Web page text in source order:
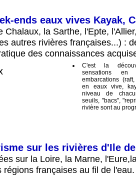
ends eaux vives Kayak,
Chalaux, la Sarthe, l'Epte,
autres rivières françaises...) :
des connaissances
C'est la
sensations en
embarcations
en eaux vive,
niveau de
seuils, "bacs",
rivière sont au
sur les rivières d'Ile
sur la Loire, la Marne,
régions françaises au fil de l'eau.